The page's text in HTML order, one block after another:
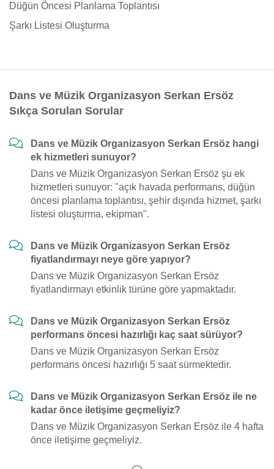
Düğün Öncesi Planlama Toplantısı
Şarkı Listesi Oluşturma
Dans ve Müzik Organizasyon Serkan Ersöz
Sıkça Sorulan Sorular
Dans ve Müzik Organizasyon Serkan Ersöz hangi
ek hizmetleri sunuyor?
Dans ve Müzik Organizasyon Serkan Ersöz şu ek
hizmetleri sunuyor: "açık havada performans, düğün
öncesi planlama toplantısı, şehir dışında hizmet, şarkı
listesi oluşturma, ekipman".
Dans ve Müzik Organizasyon Serkan Ersöz
fiyatlandırmayı neye göre yapıyor?
Dans ve Müzik Organizasyon Serkan Ersöz
fiyatlandırmayı etkinlik türüne göre yapmaktadır.
Dans ve Müzik Organizasyon Serkan Ersöz
performans öncesi hazırlığı kaç saat sürüyor?
Dans ve Müzik Organizasyon Serkan Ersöz
performans öncesi hazırlığı 5 saat sürmektedir.
Dans ve Müzik Organizasyon Serkan Ersöz ile ne
kadar önce iletişime geçmeliyiz?
Dans ve Müzik Organizasyon Serkan Ersöz ile 4 hafta
önce iletişime geçmeliyiz.